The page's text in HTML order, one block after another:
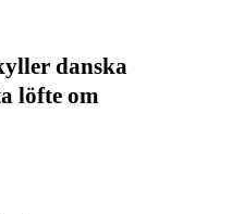
danska
löfte om